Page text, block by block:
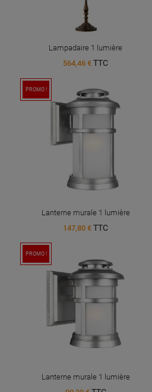
Lampadaire 1 lumière
564,46 € TTC
PROMO !
Lanterne murale 1 lumière
147,80 € TTC
PROMO !
Lanterne murale 1 lumière